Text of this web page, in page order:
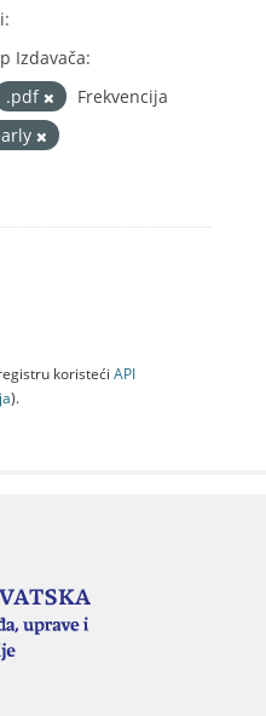
Izdavača:
.pdf
Frekvencija
koristeći API
).